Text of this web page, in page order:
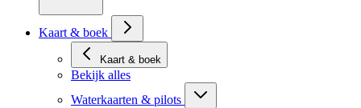
Kaart & boek
Kaart & boek
Bekijk alles
Waterkaarten & pilots